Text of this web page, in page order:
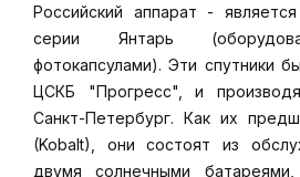
Российский аппарат -
серии Янтарь
фотокапсулами). Эти спутники
ЦСКБ "Прогресс", и
Санкт-Петербург. Как их
(Kobalt), они состоят из
двумя солнечными